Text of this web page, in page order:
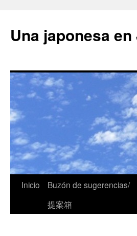
Una japonesa
Inicio
Buzón de sugerencias/
提案箱